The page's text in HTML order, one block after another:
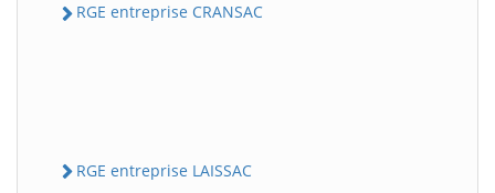
RGE entreprise CRANSAC
RGE entreprise LAISSAC